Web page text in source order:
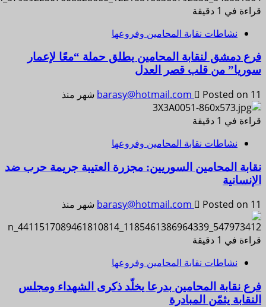
قراءة في 1 دقيقة
نشاطات نقابة المحامين وفروعها
فرع دمشق لنقابة المحامين يطلق حملة “معًا لإعمار
سوريا” من قلب قصر العدل
barasy@hotmail.com Posted on 11 شهر منذ
قراءة في 1 دقيقة
نشاطات نقابة المحامين وفروعها
نقابة المحامين السوريين: مجزرة العتيبة جريمة حرب ضد
الإنسانية
barasy@hotmail.com Posted on 11 شهر منذ
قراءة في 1 دقيقة
نشاطات نقابة المحامين وفروعها
فرع نقابة المحامين بدرعا يخلّد ذكرى الشهداء ومجلس
النقابة يثمّن المبادرة